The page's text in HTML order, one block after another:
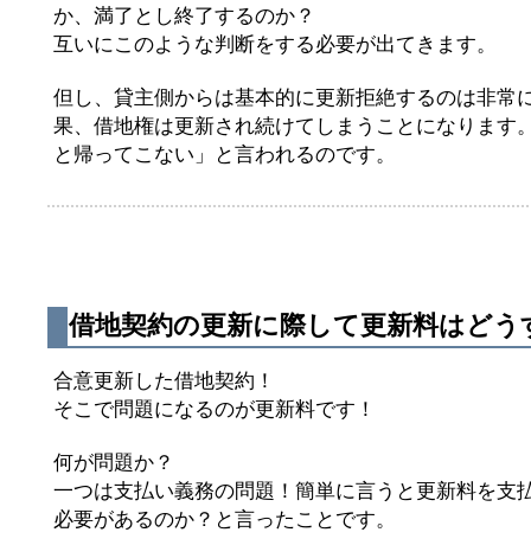
か、満了とし終了するのか？
互いにこのような判断をする必要が出てきます。
但し、貸主側からは基本的に更新拒絶するのは非常
果、借地権は更新され続けてしまうことになります
と帰ってこない」と言われるのです。
借地契約の更新に際して更新料はどう
合意更新した借地契約！
そこで問題になるのが更新料です！
何が問題か？
一つは支払い義務の問題！簡単に言うと更新料を支
必要があるのか？と言ったことです。